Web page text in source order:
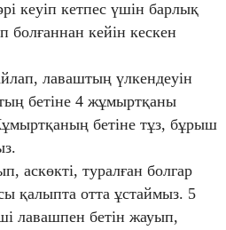
кеуіп кетпес үшін барлық
болғаннан кейін кескен
лаваштың үлкендеуін
бетіне 4 жұмыртқаны
бетіне тұз, бұрыш
аскөкті, туралған болгар
қалыпта отта ұстаймыз. 5
лавашпен бетін жауып,